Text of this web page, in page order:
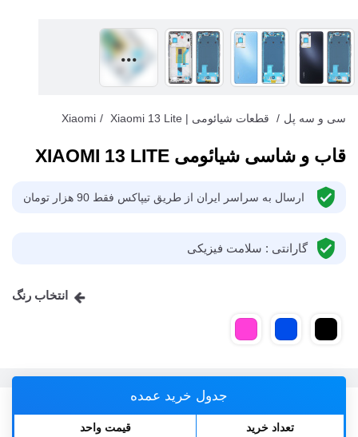
سی و سه پل / قطعات شیائومی | Xiaomi / Xiaomi 13 Lite
قاب و شاسی شیائومی XIAOMI 13 LITE
ارسال به سراسر ایران از طریق تیپاکس فقط 90 هزار تومان
گارانتی : سلامت فیزیکی
انتخاب رنگ
جدول خرید عمده
تعداد خرید قیمت واحد